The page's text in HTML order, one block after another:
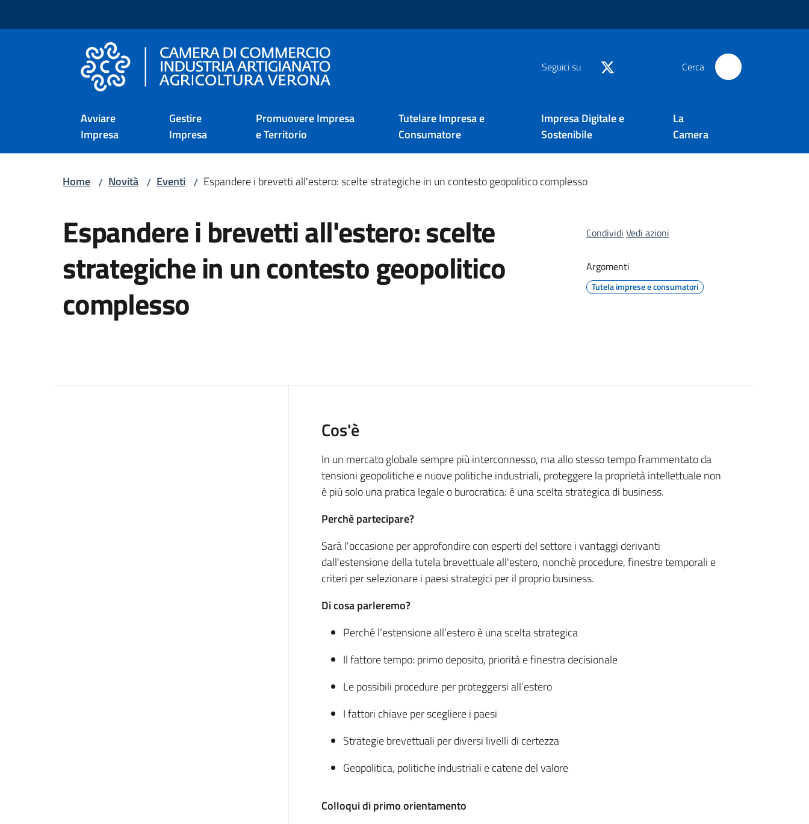
Camera di Commercio di Verona Seguici su Cerca
Avviare
Impresa
Gestire
Impresa
Promuovere Impresa
e Territorio
Tutelare Impresa e
Consumatore
Impresa Digitale e
Sostenibile
La
Camera
Home / Novità / Eventi / Espandere i brevetti all'estero: scelte strategiche in un contesto geopolitico complesso
Espandere i brevetti all'estero: scelte
strategiche in un contesto geopolitico
complesso
Condividi Vedi azioni
Argomenti
Tutela imprese e consumatori
Cos'è
In un mercato globale sempre più interconnesso, ma allo stesso tempo frammentato da
tensioni geopolitiche e nuove politiche industriali, proteggere la proprietà intellettuale non
è più solo una pratica legale o burocratica: è una scelta strategica di business.
Perchè partecipare?
Sarà l'occasione per approfondire con esperti del settore i vantaggi derivanti
dall'estensione della tutela brevettuale all'estero, nonchè procedure, finestre temporali e
criteri per selezionare i paesi strategici per il proprio business.
Di cosa parleremo?
Perché l’estensione all’estero è una scelta strategica
Il fattore tempo: primo deposito, priorità e finestra decisionale
Le possibili procedure per proteggersi all’estero
I fattori chiave per scegliere i paesi
Strategie brevettuali per diversi livelli di certezza
Geopolitica, politiche industriali e catene del valore
Colloqui di primo orientamento